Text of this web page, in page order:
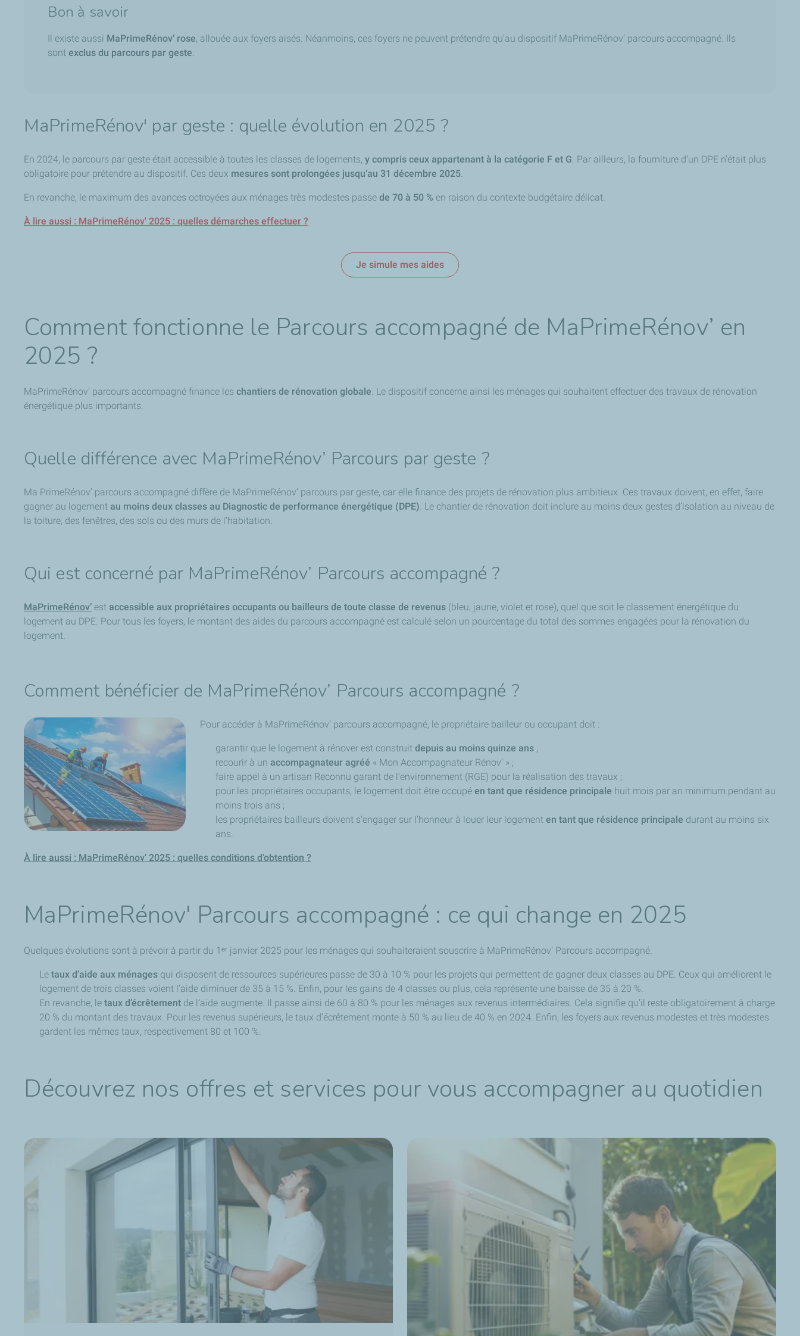
Bon à savoir
Il existe aussi MaPrimeRénov’ rose, allouée aux foyers aisés. Néanmoins, ces foyers ne peuvent prétendre qu’au dispositif MaPrimeRénov’ parcours accompagné. Ils
sont exclus du parcours par geste
MaPrimeRénov' par geste : quelle évolution en 2025 ?
En 2024, le parcours par geste était accessible à toutes les classes de logements, y compris ceux appartenant à la catégorie F et G . Par ailleurs, la fourniture d’un DPE n’était plus
obligatoire pour prétendre au dispositif. Ces deux mesures sont prolongées jusqu’au 31 décembre 2025
En revanche, le maximum des avances octroyées aux ménages très modestes passe de 70 à 50 % en raison du contexte budgétaire délicat.
À lire aussi : MaPrimeRénov' 2025 : quelles démarches effectuer ?
Je simule mes aides
Comment fonctionne le Parcours accompagné de MaPrimeRénov’ en
2025 ?
MaPrimeRénov’ parcours accompagné finance les chantiers de rénovation globale . Le dispositif concerne ainsi les ménages qui souhaitent effectuer des travaux de rénovation
énergétique plus importants.
Quelle différence avec MaPrimeRénov’ Parcours par geste ?
Ma PrimeRénov’ parcours accompagné diffère de MaPrimeRénov’ parcours par geste, car elle finance des projets de rénovation plus ambitieux. Ces travaux doivent, en effet, faire
gagner au logement au moins deux classes au Diagnostic de performance énergétique (DPE) . Le chantier de rénovation doit inclure au moins deux gestes d’isolation au niveau de
la toiture, des fenêtres, des sols ou des murs de l’habitation.
Qui est concerné par MaPrimeRénov’ Parcours accompagné ?
MaPrimeRénov’ est accessible aux propriétaires occupants ou bailleurs de toute classe de revenus (bleu, jaune, violet et rose), quel que soit le classement énergétique du
logement au DPE. Pour tous les foyers, le montant des aides du parcours accompagné est calculé selon un pourcentage du total des sommes engagées pour la rénovation du
logement.
Comment bénéficier de MaPrimeRénov’ Parcours accompagné ?
Pour accéder à MaPrimeRénov’ parcours accompagné, le propriétaire bailleur ou occupant doit :
garantir que le logement à rénover est construit depuis au moins quinze ans ;
recourir à un accompagnateur agréé « Mon Accompagnateur Rénov’ » ;
faire appel à un artisan Reconnu garant de l’environnement (RGE) pour la réalisation des travaux ;
pour les propriétaires occupants, le logement doit être occupé en tant que résidence principale huit mois par an minimum pendant au
moins trois ans ;
les propriétaires bailleurs doivent s’engager sur l’honneur à louer leur logement en tant que résidence principale durant au moins six
ans.
À lire aussi : MaPrimeRénov’ 2025 : quelles conditions d’obtention ?
MaPrimeRénov' Parcours accompagné : ce qui change en 2025
Quelques évolutions sont à prévoir à partir du 1ᵉʳ janvier 2025 pour les ménages qui souhaiteraient souscrire à MaPrimeRénov' Parcours accompagné.
Le taux d’aide aux ménages qui disposent de ressources supérieures passe de 30 à 10 % pour les projets qui permettent de gagner deux classes au DPE. Ceux qui améliorent le
logement de trois classes voient l’aide diminuer de 35 à 15 %. Enfin, pour les gains de 4 classes ou plus, cela représente une baisse de 35 à 20 %.
En revanche, le taux d’écrêtement de l’aide augmente. Il passe ainsi de 60 à 80 % pour les ménages aux revenus intermédiaires. Cela signifie qu’il reste obligatoirement à charge
20 % du montant des travaux. Pour les revenus supérieurs, le taux d’écrêtement monte à 50 % au lieu de 40 % en 2024. Enfin, les foyers aux revenus modestes et très modestes
gardent les mêmes taux, respectivement 80 et 100 %.
Découvrez nos offres et services pour vous accompagner au quotidien